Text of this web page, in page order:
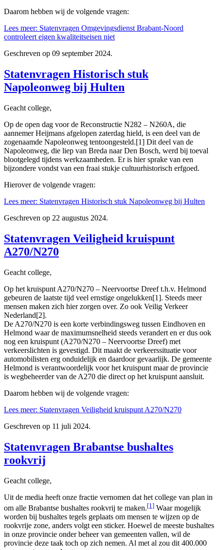
Daarom hebben wij de volgende vragen:
Lees meer: Statenvragen Omgevingsdienst Brabant-Noord
controleert eigen kwaliteitseisen niet
Geschreven op 09 september 2024.
Statenvragen Historisch stuk
Napoleonweg bij Hulten
Geacht college,
Op de open dag voor de Reconstructie N282 – N260A, die
aannemer Heijmans afgelopen zaterdag hield, is een deel van de
zogenaamde Napoleonweg tentoongesteld.[1] Dit deel van de
Napoleonweg, die liep van Breda naar Den Bosch, werd bij toeval
blootgelegd tijdens werkzaamheden. Er is hier sprake van een
bijzondere vondst van een fraai stukje cultuurhistorisch erfgoed.
Hierover de volgende vragen:
Lees meer: Statenvragen Historisch stuk Napoleonweg bij Hulten
Geschreven op 22 augustus 2024.
Statenvragen Veiligheid kruispunt
A270/N270
Geacht college,
Op het kruispunt A270/N270 – Neervoortse Dreef t.h.v. Helmond
gebeuren de laatste tijd veel ernstige ongelukken[1]. Steeds meer
mensen maken zich hier zorgen over. Zo ook Veilig Verkeer
Nederland[2].
De A270/N270 is een korte verbindingsweg tussen Eindhoven en
Helmond waar de maximumsnelheid steeds verandert en er dus ook
nog een kruispunt (A270/N270 – Neervoortse Dreef) met
verkeerslichten is gevestigd. Dit maakt de verkeerssituatie voor
automobilisten erg onduidelijk en daardoor gevaarlijk. De gemeente
Helmond is verantwoordelijk voor het kruispunt maar de provincie
is wegbeheerder van de A270 die direct op het kruispunt aansluit.
Daarom hebben wij de volgende vragen:
Lees meer: Statenvragen Veiligheid kruispunt A270/N270
Geschreven op 11 juli 2024.
Statenvragen Brabantse bushaltes
rookvrij
Geacht college,
Uit de media heeft onze fractie vernomen dat het college van plan in
om alle Brabantse bushaltes rookvrij te maken.[1] Waar mogelijk
worden bij bushaltes tegels geplaats om mensen te wijzen op de
rookvrije zone, anders volgt een sticker. Hoewel de meeste bushaltes
in onze provincie onder beheer van gemeenten vallen, wil de
provincie deze taak toch op zich nemen. Al met al zou dit 400.000